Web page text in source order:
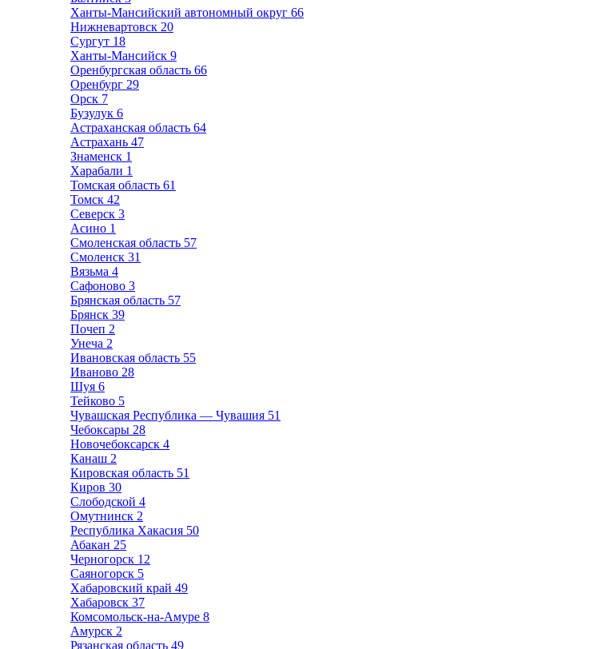
Ханты-Мансийский автономный округ 66
Нижневартовск 20
Сургут 18
Ханты-Мансийск 9
Оренбургская область 66
Оренбург 29
Орск 7
Бузулук 6
Астраханская область 64
Астрахань 47
Знаменск 1
Харабали 1
Томская область 61
Томск 42
Северск 3
Асино 1
Смоленская область 57
Смоленск 31
Вязьма 4
Сафоново 3
Брянская область 57
Брянск 39
Почеп 2
Унеча 2
Ивановская область 55
Иваново 28
Шуя 6
Тейково 5
Чувашская Республика — Чувашия 51
Чебоксары 28
Новочебоксарск 4
Канаш 2
Кировская область 51
Киров 30
Слободской 4
Омутнинск 2
Республика Хакасия 50
Абакан 25
Черногорск 12
Саяногорск 5
Хабаровский край 49
Хабаровск 37
Комсомольск-на-Амуре 8
Амурск 2
Рязанская область 49